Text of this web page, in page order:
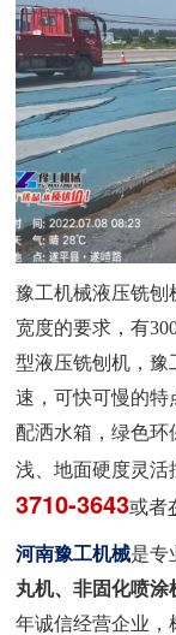
豫工机械液压铣刨
宽度的要求，有
型液压铣刨机，豫
速，可快可慢的特
配洒水箱，绿色环
浅、地面硬度灵活
3710-3643或者
河南豫工机械是专
丸机、非固化喷涂
年诚信经营企业，